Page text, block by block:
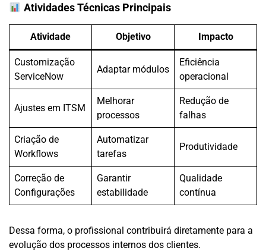
Atividades Técnicas Principais
Atividade Objetivo Impacto
Customização
ServiceNow
Adaptar módulos
Eficiência
operacional
Ajustes em ITSM
Melhorar
processos
Redução de
falhas
Criação de
Workflows
Automatizar
tarefas
Produtividade
Correção de
Configurações
Garantir
estabilidade
Qualidade
contínua
Dessa forma, o profissional contribuirá diretamente para a
evolução dos processos internos dos clientes.